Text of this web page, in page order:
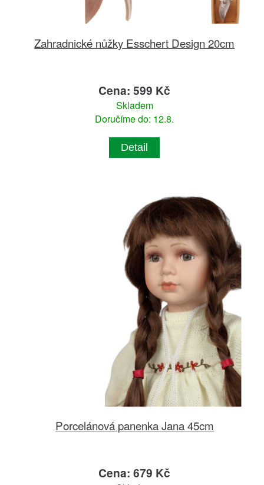
Zahradnické nůžky Esschert Design 20cm
Cena: 599 Kč
Skladem
Doručíme do: 12.8.
Detail
Porcelánová panenka Jana 45cm
Cena: 679 Kč